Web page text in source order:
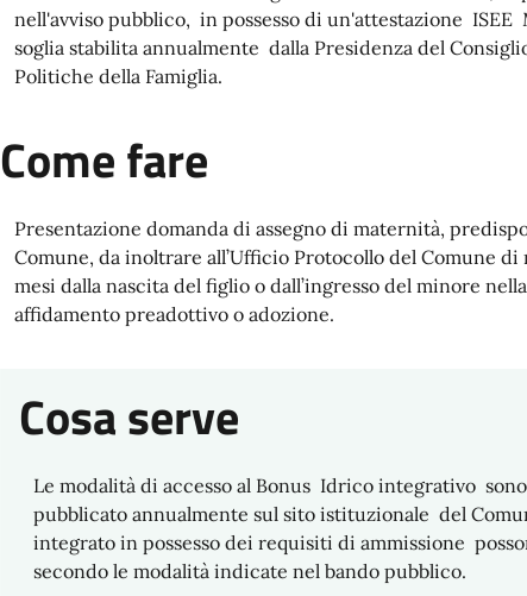
nell'avviso pubblico, in possesso di un'attestazione
soglia stabilita annualmente dalla Presidenza del
Politiche della Famiglia.
Come fare
Presentazione domanda di assegno di maternità,
Comune, da inoltrare all’Ufficio Protocollo del Comune
mesi dalla nascita del figlio o dall’ingresso del minore
affidamento preadottivo o adozione.
Cosa serve
Le modalità di accesso al Bonus Idrico integrativo
pubblicato annualmente sul sito istituzionale del
integrato in possesso dei requisiti di ammissione
secondo le modalità indicate nel bando pubblico.